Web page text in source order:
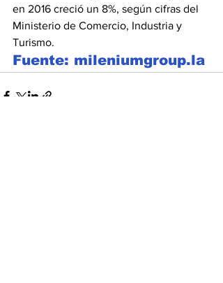
en 2016 creció un 8%, según cifras del
Ministerio de Comercio, Industria y
Turismo.
Fuente: mileniumgroup.la